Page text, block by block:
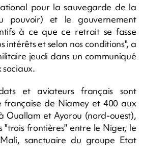
pour la sauvegarde de la
pouvoir) et le gouvernement
à ce que ce retrait se fasse
intérêts et selon nos conditions", a
jeudi dans un communiqué
sociaux.
et aviateurs français sont
française de Niamey et 400 aux
Ouallam et Ayorou (nord-ouest),
"trois frontières" entre le Niger, le
sanctuaire du groupe Etat